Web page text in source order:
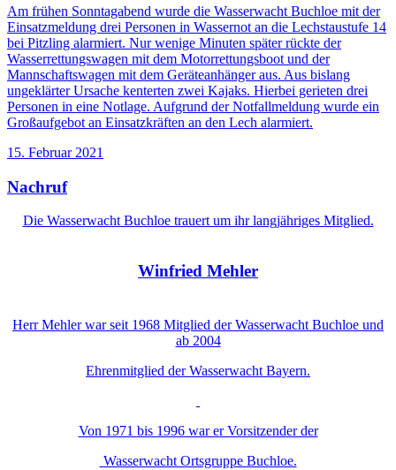
Am frühen Sonntagabend wurde die Wasserwacht Buchloe mit der
Einsatzmeldung drei Personen in Wassernot an die Lechstaustufe 14
bei Pitzling alarmiert. Nur wenige Minuten später rückte der
Wasserrettungswagen mit dem Motorrettungsboot und der
Mannschaftswagen mit dem Geräteanhänger aus. Aus bislang
ungeklärter Ursache kenterten zwei Kajaks. Hierbei gerieten drei
Personen in eine Notlage. Aufgrund der Notfallmeldung wurde ein
Großaufgebot an Einsatzkräften an den Lech alarmiert.
15. Februar 2021
Nachruf
Die Wasserwacht Buchloe trauert um ihr langjähriges Mitglied.
Winfried Mehler
Herr Mehler war seit 1968 Mitglied der Wasserwacht Buchloe und
ab 2004
Ehrenmitglied der Wasserwacht Bayern.
Von 1971 bis 1996 war er Vorsitzender der
Wasserwacht Ortsgruppe Buchloe.